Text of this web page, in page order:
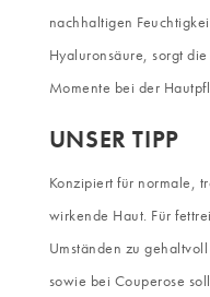
nachhaltigen
Hyaluronsäure, sorgt
Momente bei der
UNSER TIPP
Konzipiert für normale,
wirkende Haut. Für
Umständen zu
sowie bei Couperose